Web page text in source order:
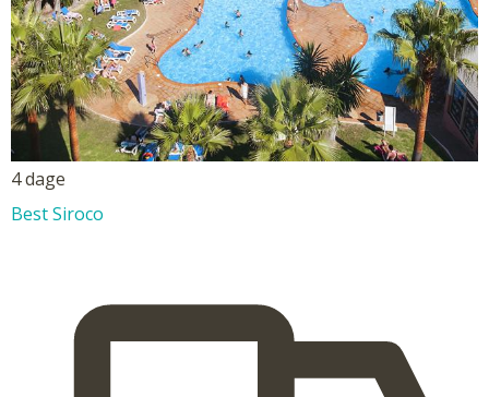
4 dage
Best Siroco